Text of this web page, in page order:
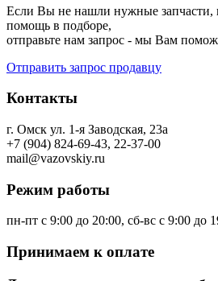
Если Вы не нашли нужные запчасти,
помощь в подборе,
отправьте нам запрос - мы Вам
Отправить запрос продавцу
Контакты
г. Омск ул. 1-я Заводская, 23а
+7 (904) 824-69-43, 22-37-00
mail@vazovskiy.ru
Режим работы
пн-пт с 9:00 до 20:00, сб-вс с 9:00 до
Принимаем к оплате